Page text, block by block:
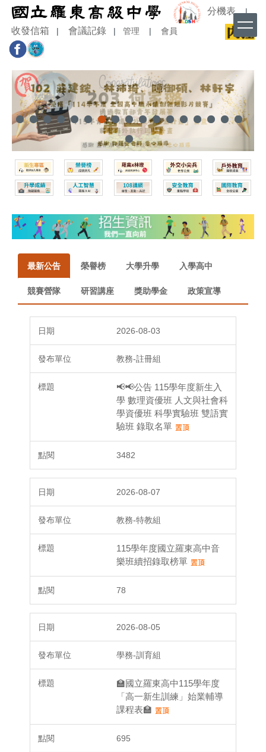
跳
到
主
要
內
容
分機表 |
收發信箱 會議記錄 管理 會員
最新公告 榮譽榜 大學升學 入學高中
競賽營隊 研習講座 獎助學金 政策宣導
2026-08-03
教務-註冊組
📢📢公告 115學年度新生入
學 數理資優班 人文與社會科
學資優班 科學實驗班 雙語實
驗班 錄取名單
3482
2026-08-07
教務-特教組
115學年度國立羅東高中音
樂班續招錄取榜單
78
2026-08-05
學務-訓育組
🏫國立羅東高中115學年度
「高一新生訓練」始業輔導
課程表🏫
695